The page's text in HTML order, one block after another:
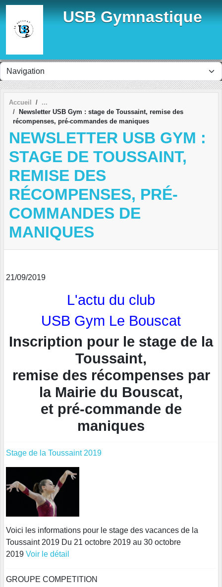
USB Gymnastique
Accueil
Newsletter USB Gym : stage de Toussaint, remise des
récompenses, pré-commandes de maniques
NEWSLETTER USB GYM :
STAGE DE TOUSSAINT,
REMISE DES
RÉCOMPENSES, PRÉ-
COMMANDES DE
MANIQUES
21/09/2019
L'actu du club
USB Gym Le Bouscat
Inscription pour le stage de la
Toussaint,
remise des récompenses par
la Mairie du Bouscat,
et pré-commande de
maniques
Stage de la Toussaint 2019
Voici les informations pour le stage des vacances de la
Toussaint 2019 Du 21 octobre 2019 au 30 octobre
2019 Voir le détail
GROUPE COMPETITION
Panneau de gestion des cookies